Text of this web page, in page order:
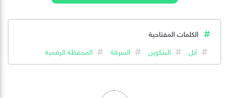
الكلمات المفتاحية
آبل
البتكوين السرقة المحفظة الرقمية